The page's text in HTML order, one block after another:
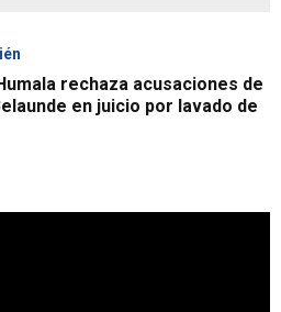
rechaza acusaciones de
en juicio por lavado de